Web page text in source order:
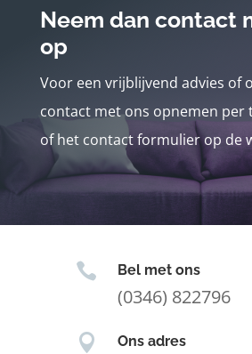
Neem dan contact
op
Voor een vrijblijvend advies of
contact met ons opnemen per
of het contact formulier op de
 Bel met ons
(0346) 822796
 Ons adres